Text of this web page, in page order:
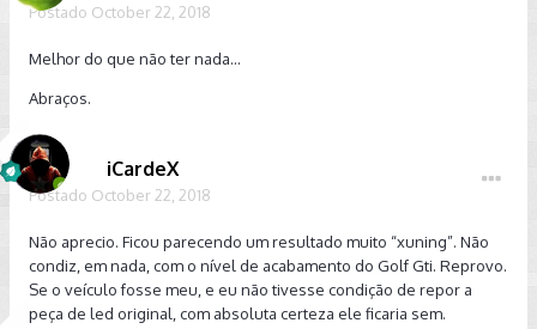
Postado October 22, 2018
Melhor do que não ter nada...
Abraços.
iCardeX
Postado October 22, 2018
Não aprecio. Ficou parecendo um resultado muito “xuning”. Não
condiz, em nada, com o nível de acabamento do Golf Gti. Reprovo.
Se o veículo fosse meu, e eu não tivesse condição de repor a
peça de led original, com absoluta certeza ele ficaria sem.